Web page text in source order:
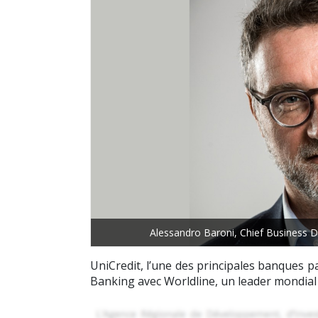
Alessandro Baroni, Chief Business
UniCredit, l’une des principales banques
Banking avec Worldline, un leader